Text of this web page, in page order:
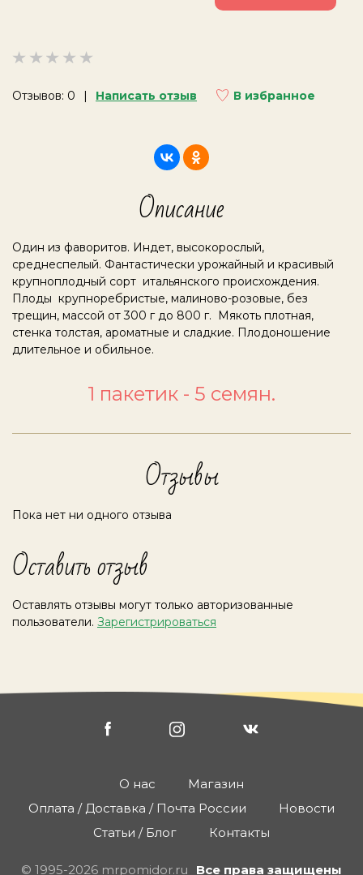
Отзывов: 0 Написать отзыв В избранное
Описание
Один из фаворитов. Индет, высокорослый,
среднеспелый. Фантастически урожайный и красивый
крупноплодный сорт итальянского происхождения.
Плоды крупноребристые, малиново-розовые, без
трещин, массой от 300 г до 800 г. Мякоть плотная,
стенка толстая, ароматные и сладкие. Плодоношение
длительное и обильное.
1 пакетик - 5 семян.
Отзывы
Пока нет ни одного отзыва
Оставить отзыв
Оставлять отзывы могут только авторизованные
пользователи. Зарегистрироваться
О нас
Магазин
Оплата / Доставка / Почта России
Новости
Статьи / Блог
Контакты
© 1995-2026 mrpomidor.ru Все права защищены